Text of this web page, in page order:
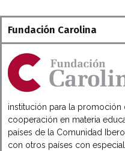
Fundación Carolina
institución para la promoción
cooperación en materia
países de la Comunidad
con otros países con